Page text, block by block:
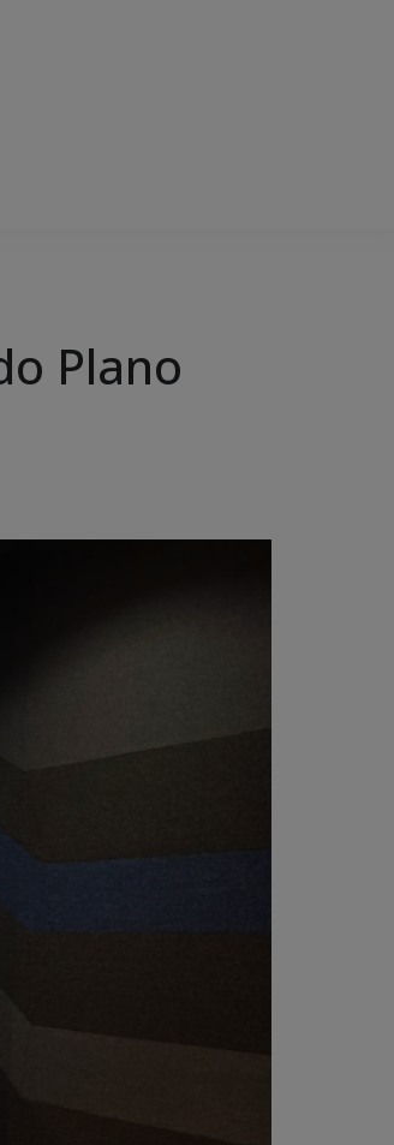
Plano